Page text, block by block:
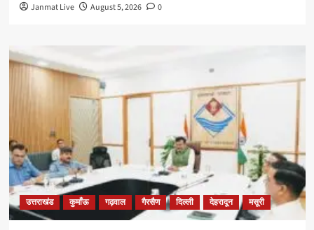
Janmat Live August 5, 2026 0
उत्तराखंड कुमाँऊ गढ़वाल गैरसैण दिल्ली देहरादून मसूरी